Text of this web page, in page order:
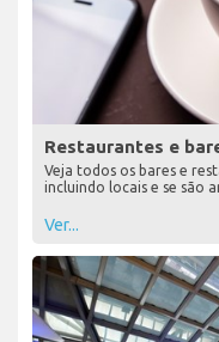
Restaurantes e
Veja todos os bares e
incluindo locais e se são
Ver...